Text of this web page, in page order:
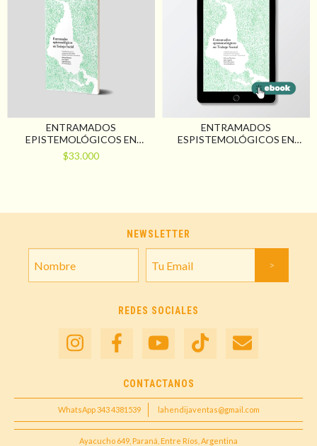
ENTRAMADOS
EPISTEMOLÓGICOS EN
TRABAJO SOCIAL.
CONTRIBUCIONES PARA UN
INTERCULTURAL
$33.000
ENTRAMADOS
ESPISTEMOLÓGICOS EN
NEWSLETTER
REDES SOCIALES
CONTACTANOS
WhatsApp 343 4381539 lahendijaventas@gmail.com
Ayacucho 649, Paraná, Entre Ríos, Argentina